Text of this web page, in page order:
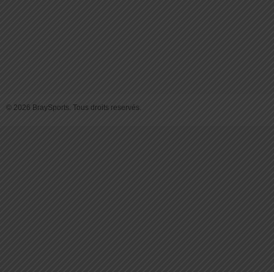
© 2026 BraySports. Tous droits reservés.